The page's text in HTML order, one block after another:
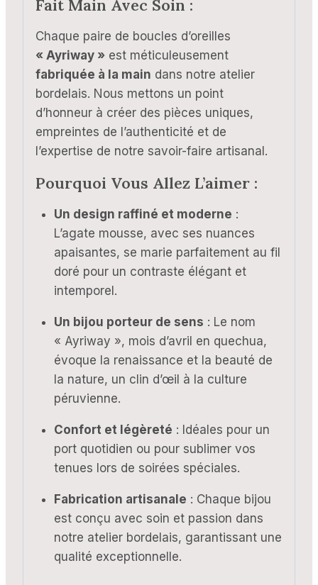
Fait Main Avec Soin :
Chaque paire de boucles d’oreilles
« Ayriway » est méticuleusement
fabriquée à la main dans notre atelier
bordelais. Nous mettons un point
d’honneur à créer des pièces uniques,
empreintes de l’authenticité et de
l’expertise de notre savoir-faire artisanal.
Pourquoi Vous Allez L’aimer :
Un design raffiné et moderne :
L’agate mousse, avec ses nuances
apaisantes, se marie parfaitement au fil
doré pour un contraste élégant et
intemporel.
Un bijou porteur de sens : Le nom
« Ayriway », mois d’avril en quechua,
évoque la renaissance et la beauté de
la nature, un clin d’œil à la culture
péruvienne.
Confort et légèreté : Idéales pour un
port quotidien ou pour sublimer vos
tenues lors de soirées spéciales.
Fabrication artisanale : Chaque bijou
est conçu avec soin et passion dans
notre atelier bordelais, garantissant une
qualité exceptionnelle.